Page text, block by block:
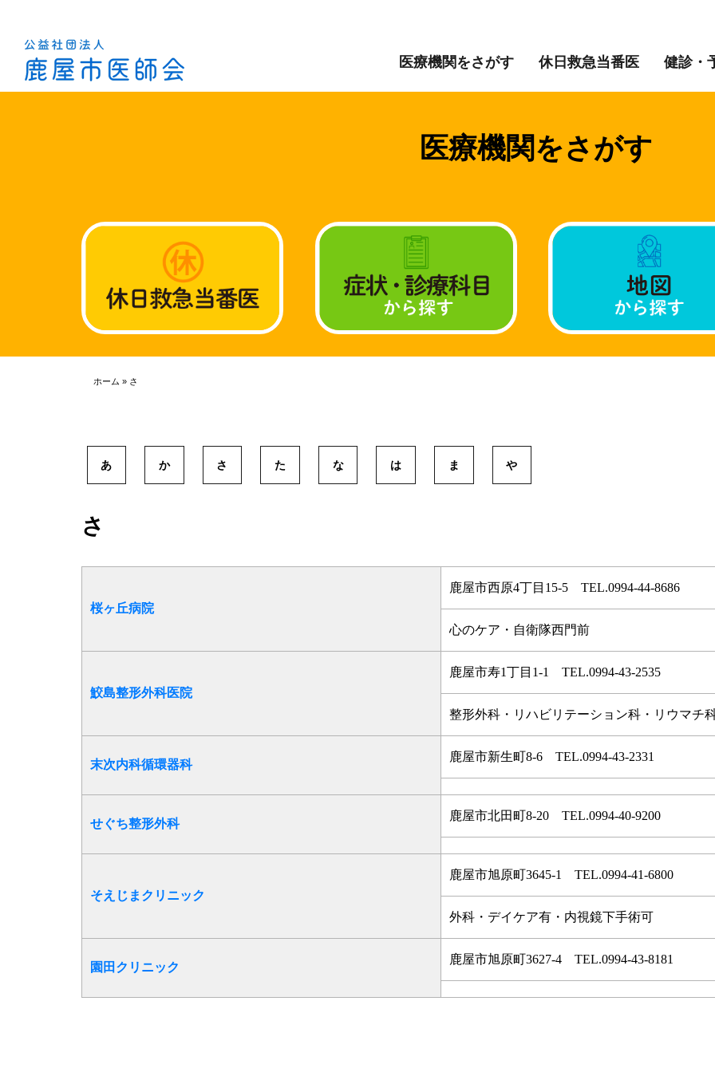
医療機関をさがす 休日救急当番医 健診・
医療機関をさがす
ホーム » さ
あ か さ た な は ま や
さ
桜ヶ丘病院
鹿屋市西原4丁目15-5 TEL.0994-44-8686
心のケア・自衛隊西門前
鮫島整形外科医院
鹿屋市寿1丁目1-1 TEL.0994-43-2535
整形外科・リハビリテーション科・リウマチ
末次内科循環器科
鹿屋市新生町8-6 TEL.0994-43-2331
せぐち整形外科
鹿屋市北田町8-20 TEL.0994-40-9200
そえじまクリニック
鹿屋市旭原町3645-1 TEL.0994-41-6800
外科・デイケア有・内視鏡下手術可
園田クリニック
鹿屋市旭原町3627-4 TEL.0994-43-8181